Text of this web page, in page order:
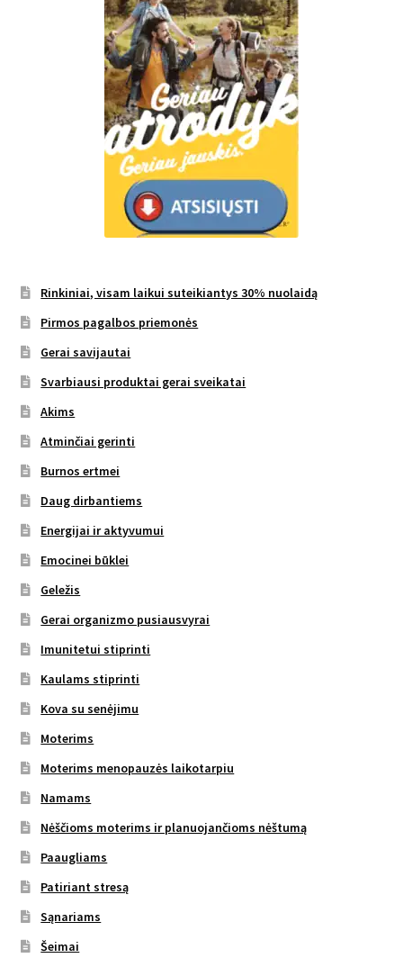
Rinkiniai, visam laikui suteikiantys 30% nuolaidą
Pirmos pagalbos priemonės
Gerai savijautai
Svarbiausi produktai gerai sveikatai
Akims
Atminčiai gerinti
Burnos ertmei
Daug dirbantiems
Energijai ir aktyvumui
Emocinei būklei
Geležis
Gerai organizmo pusiausvyrai
Imunitetui stiprinti
Kaulams stiprinti
Kova su senėjimu
Moterims
Moterims menopauzės laikotarpiu
Namams
Nėščioms moterims ir planuojančioms nėštumą
Paaugliams
Patiriant stresą
Sąnariams
Šeimai